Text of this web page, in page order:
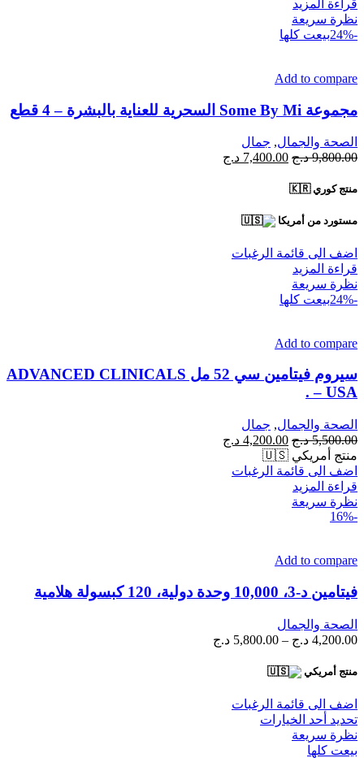
قراءة المزيد
نظرة سريعة
-24%
بيعت كلها
Add to compare
مجموعة Some By Mi السحرية للعناية بالبشرة – 4 قطع
الصحة والجمال, جمال
9,800.00 د.ج السعر
7,400.00 د.ج
منتج كوري 🇰🇷
مستورد من أمريكا
اضف الى قائمة الرغبات
قراءة المزيد
نظرة سريعة
-24%
بيعت كلها
Add to compare
سيروم فيتامين سي 52 مل ADVANCED CLINICALS
– USA .
الصحة والجمال, جمال
5,500.00 د.ج السعر
الأصلي
هو:
4,200.00 د.ج
منتج أمريكي 🇺🇸
اضف الى قائمة الرغبات
قراءة المزيد
نظرة سريعة
-16%
Add to compare
فيتامين د-3، 10,000 وحدة دولية، 120 كبسولة هلامية
الصحة والجمال
4,200.00 د.ج –
5,800.00 د.ج
منتج أمريكي
اضف الى قائمة الرغبات
تحديد أحد الخيارات
نظرة سريعة
بيعت كلها